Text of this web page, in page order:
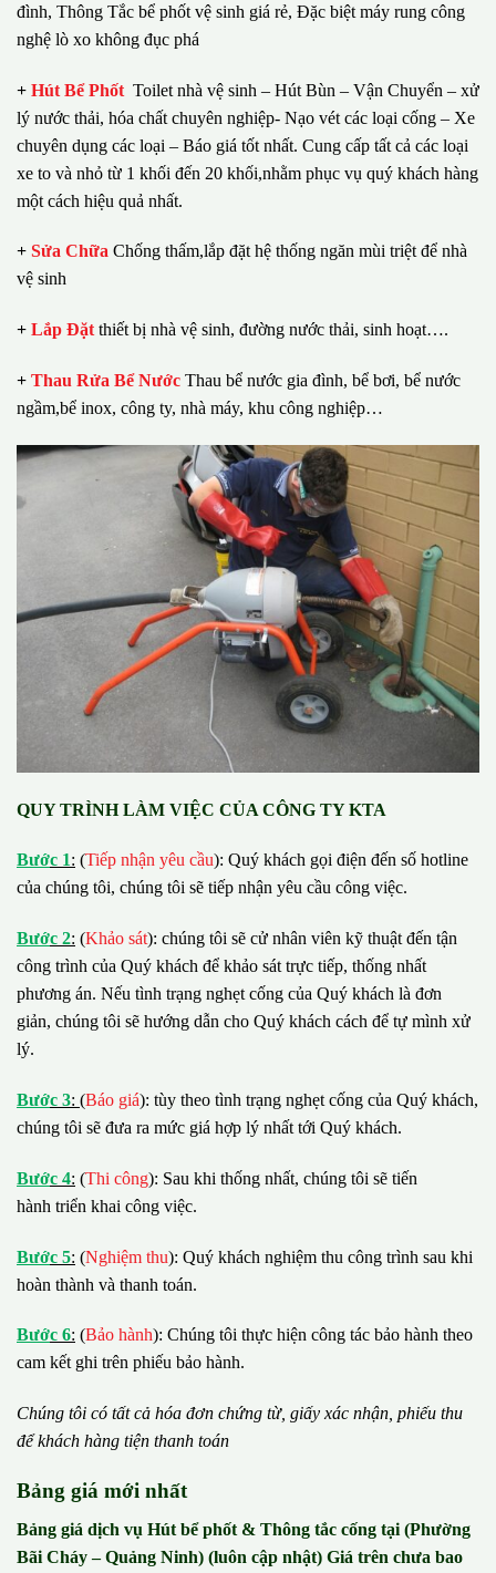
đình, Thông Tắc bể phốt vệ sinh giá rẻ, Đặc biệt máy rung công
nghệ lò xo không đục phá
+ Hút Bể Phốt Toilet nhà vệ sinh – Hút Bùn – Vận Chuyển – xử
lý nước thải, hóa chất chuyên nghiệp- Nạo vét các loại cống – Xe
chuyên dụng các loại – Báo giá tốt nhất. Cung cấp tất cả các loại
xe to và nhỏ từ 1 khối đến 20 khối,nhằm phục vụ quý khách hàng
một cách hiệu quả nhất.
+ Sửa Chữa Chống thấm,lắp đặt hệ thống ngăn mùi triệt để nhà
vệ sinh
+ Lắp Đặt thiết bị nhà vệ sinh, đường nước thải, sinh hoạt….
+ Thau Rửa Bể Nước Thau bể nước gia đình, bể bơi, bể nước
ngầm,bể inox, công ty, nhà máy, khu công nghiệp…
QUY TRÌNH LÀM VIỆC CỦA CÔNG TY KTA
Bước 1: (Tiếp nhận yêu cầu): Quý khách gọi điện đến số hotline
của chúng tôi, chúng tôi sẽ tiếp nhận yêu cầu công việc.
Bước 2: (Khảo sát): chúng tôi sẽ cử nhân viên kỹ thuật đến tận
công trình của Quý khách để khảo sát trực tiếp, thống nhất
phương án. Nếu tình trạng nghẹt cống của Quý khách là đơn
giản, chúng tôi sẽ hướng dẫn cho Quý khách cách để tự mình xử
lý.
Bước 3: (Báo giá): tùy theo tình trạng nghẹt cống của Quý khách,
chúng tôi sẽ đưa ra mức giá hợp lý nhất tới Quý khách.
Bước 4: (Thi công): Sau khi thống nhất, chúng tôi sẽ tiến
hành triển khai công việc.
Bước 5: (Nghiệm thu): Quý khách nghiệm thu công trình sau khi
hoàn thành và thanh toán.
Bước 6: (Bảo hành): Chúng tôi thực hiện công tác bảo hành theo
cam kết ghi trên phiếu bảo hành.
Chúng tôi có tất cả hóa đơn chứng từ, giấy xác nhận, phiếu thu
đểkhách hàng tiện thanh toán
Bảng giá mới nhất
Bảng giá dịch vụ Hút bể phốt & Thông tắc cống tại (Phường
Bãi Cháy – Quảng Ninh) (luôn cập nhật) Giá trên chưa bao